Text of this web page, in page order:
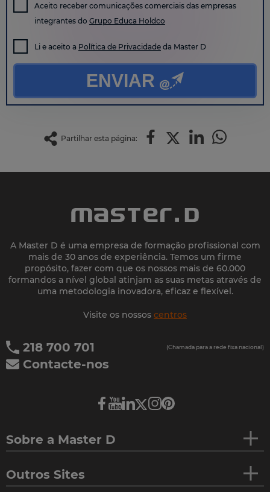
Aceito receber comunicações comerciais das empresas
integrantes do Grupo Educa Holdco
Li e aceito a Política de Privacidade da Master D
ENVIAR
Partilhar esta página:
A Master D é uma empresa de formação profissional com
mais de 30 anos de experiência. Temos um firme
propósito, fazer com que os nossos mais de 60.000
formandos a nível global atinjam as suas metas através de
uma metodologia inovadora, eficaz e flexível.
Visite os nossos centros
218 700 701 (Chamada para a rede fixa nacional)
Contacte-nos
Sobre a Master D
Outros Sites